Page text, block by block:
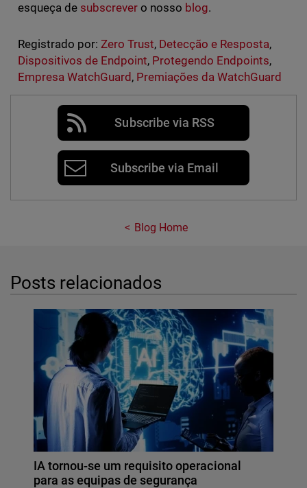
esqueça de subscrevero nosso blog.
Registrado por: Zero Trust, Detecção e Resposta,
Dispositivos de Endpoint, Protegendo Endpoints,
Empresa WatchGuard , Premiações da WatchGuard
Subscribe via RSS
Subscribe via Email
Blog Home
Posts relacionados
IA tornou-se um requisito operacional
para as equipas de segurança